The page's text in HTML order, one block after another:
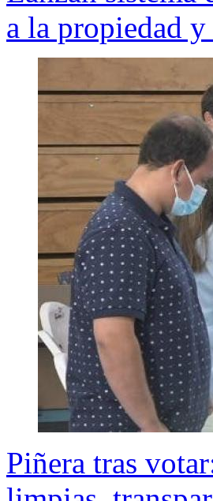
a la propiedad
Piñera tras